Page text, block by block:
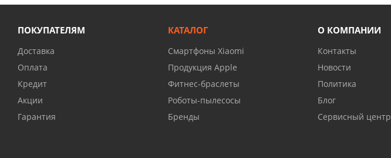
ПОКУПАТЕЛЯМ
Доставка
Оплата
Кредит
Акции
Гарантия
КАТАЛОГ
Смартфоны Xiaomi
Продукция Apple
Фитнес-браслеты
Роботы-пылесосы
Бренды
О КОМПАНИИ
Контакты
Новости
Политика
Блог
Сервисный центр